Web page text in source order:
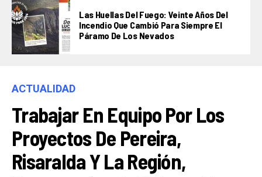
Las Huellas Del Fuego: Veinte Años Del
Incendio Que Cambió Para Siempre El
Páramo De Los Nevados
ACTUALIDAD
Trabajar En Equipo Por Los
Proyectos De Pereira,
Risaralda Y La Región,